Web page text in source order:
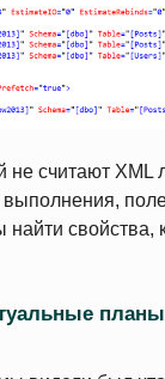
считают XML
найти
планы